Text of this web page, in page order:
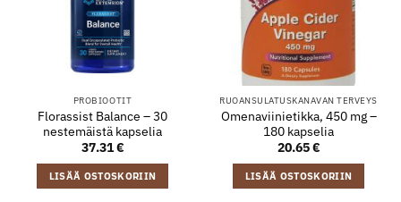
PROBIOOTIT
Florassist Balance – 30
nestemäistä kapselia
37.31€
LISÄÄ OSTOSKORIIN
RUOANSULATUSKANAVAN TERVEYS
Omenaviinietikka, 450 mg –
180 kapselia
20.65€
LISÄÄ OSTOSKORIIN